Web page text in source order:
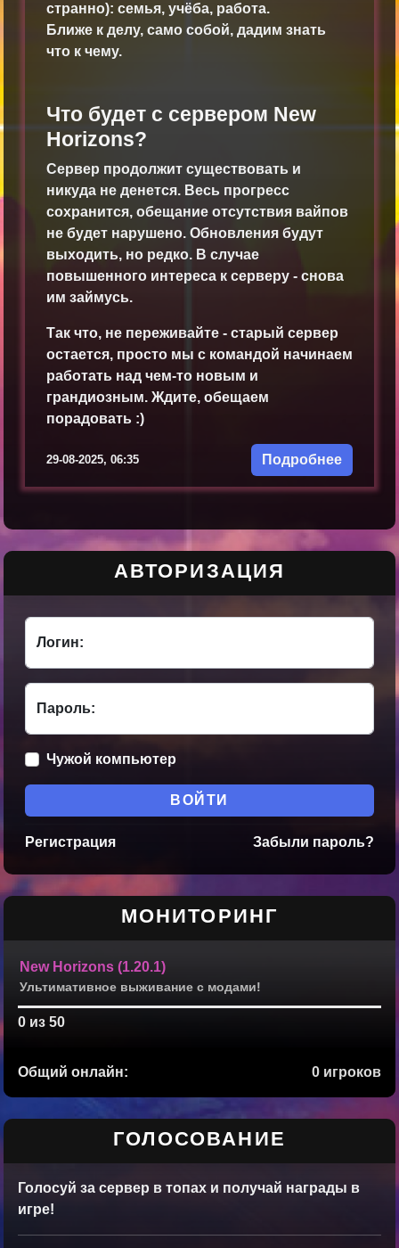
странно): семья, учёба, работа.
Ближе к делу, само собой, дадим знать
что к чему.
Что будет с сервером New
Horizons?
Сервер продолжит существовать и
никуда не денется. Весь прогресс
сохранится, обещание отсутствия вайпов
не будет нарушено. Обновления будут
выходить, но редко. В случае
повышенного интереса к серверу - снова
им займусь.
Так что, не переживайте - старый сервер
остается, просто мы с командой начинаем
работать над чем-то новым и
грандиозным. Ждите, обещаем
порадовать :)
Подробнее
29-08-2025, 06:35
АВТОРИЗАЦИЯ
Логин:
Пароль:
Чужой компьютер
ВОЙТИ
Регистрация Забыли пароль?
МОНИТОРИНГ
New Horizons (1.20.1)
Ультимативное выживание с модами!
0 из 50
Общий онлайн: 0 игроков
ГОЛОСОВАНИЕ
Голосуй за сервер в топах и получай награды в
игре!